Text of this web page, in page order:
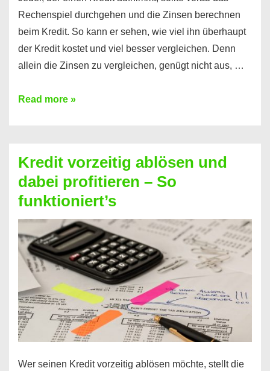
Rechenspiel durchgehen und die Zinsen berechnen
beim Kredit. So kann er sehen, wie viel ihn überhaupt
der Kredit kostet und viel besser vergleichen. Denn
allein die Zinsen zu vergleichen, genügt nicht aus, …
Ganz
Kredit
berechnen
–
Mit
diesen
Regeln!
Read more »
Kredit vorzeitig ablösen und
dabei profitieren – So
funktioniert’s
Wer seinen Kredit vorzeitig ablösen möchte, stellt die